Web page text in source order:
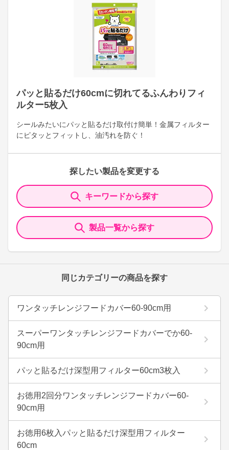
パッと貼るだけ60cmに切れてるふんわりフィ
ルター5枚入
シールみたいにパッと貼るだけ取付け簡単！金属フィルター
にピタッとフィットし、油汚れを防ぐ！
探したい製品を変更する
キーワードから探す
製品一覧から探す
同じカテゴリーの商品を探す
ワンタッチレンジフードカバー60-90cm用
スーパーワンタッチレンジフードカバーでか60-
90cm用
パッと貼るだけ深型用フィルター60cm3枚入
お徳用2回分ワンタッチレンジフードカバー60-
90cm用
お徳用6枚入パッと貼るだけ深型用フィルター
60cm